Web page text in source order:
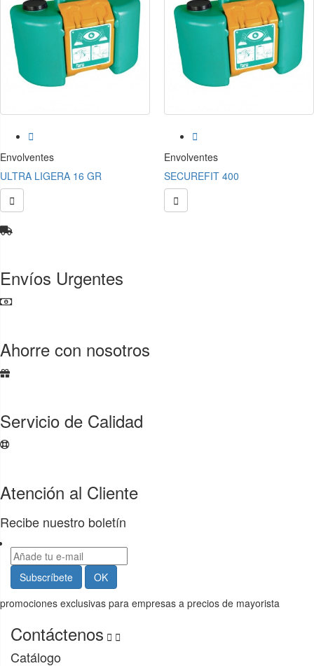

Envolventes
ULTRA LIGERA 16 GR


Envolventes
SECUREFIT 400

Envíos Urgentes
Ahorre con nosotros
Servicio de Calidad
Atención al Cliente
Recibe nuestro boletín
promociones exclusivas para empresas a precios de mayorista
Contáctenos  
Catálogo